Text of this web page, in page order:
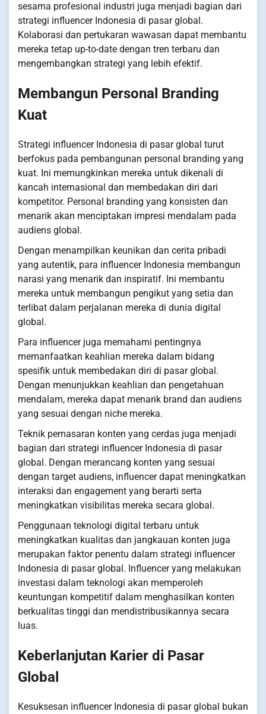
sesama profesional industri juga menjadi bagian dari
strategi influencer Indonesia di pasar global.
Kolaborasi dan pertukaran wawasan dapat membantu
mereka tetap up-to-date dengan tren terbaru dan
mengembangkan strategi yang lebih efektif.
Membangun Personal Branding
Kuat
Strategi influencer Indonesia di pasar global turut
berfokus pada pembangunan personal branding yang
kuat. Ini memungkinkan mereka untuk dikenali di
kancah internasional dan membedakan diri dari
kompetitor. Personal branding yang konsisten dan
menarik akan menciptakan impresi mendalam pada
audiens global.
Dengan menampilkan keunikan dan cerita pribadi
yang autentik, para influencer Indonesia membangun
narasi yang menarik dan inspiratif. Ini membantu
mereka untuk membangun pengikut yang setia dan
terlibat dalam perjalanan mereka di dunia digital
global.
Para influencer juga memahami pentingnya
memanfaatkan keahlian mereka dalam bidang
spesifik untuk membedakan diri di pasar global.
Dengan menunjukkan keahlian dan pengetahuan
mendalam, mereka dapat menarik brand dan audiens
yang sesuai dengan niche mereka.
Teknik pemasaran konten yang cerdas juga menjadi
bagian dari strategi influencer Indonesia di pasar
global. Dengan merancang konten yang sesuai
dengan target audiens, influencer dapat meningkatkan
interaksi dan engagement yang berarti serta
meningkatkan visibilitas mereka secara global.
Penggunaan teknologi digital terbaru untuk
meningkatkan kualitas dan jangkauan konten juga
merupakan faktor penentu dalam strategi influencer
Indonesia di pasar global. Influencer yang melakukan
investasi dalam teknologi akan memperoleh
keuntungan kompetitif dalam menghasilkan konten
berkualitas tinggi dan mendistribusikannya secara
luas.
Keberlanjutan Karier di Pasar
Global
Kesuksesan influencer Indonesia di pasar global bukan